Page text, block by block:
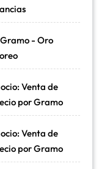
- Oro
Venta de
por Gramo
Venta de
por Gramo